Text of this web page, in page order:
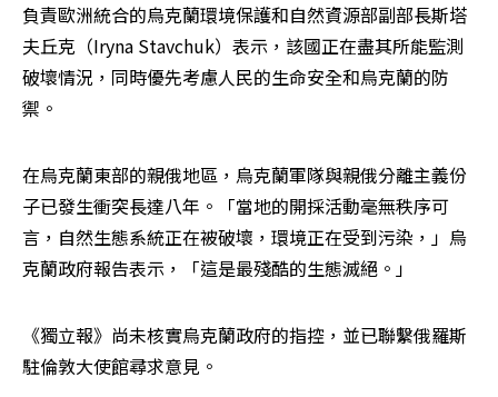
負責歐洲統合的烏克蘭環境保護和自然資源部副部長斯塔
夫丘克（Iryna Stavchuk）表示，該國正在盡其所能監測
破壞情況，同時優先考慮人民的生命安全和烏克蘭的防
禦。
在烏克蘭東部的親俄地區，烏克蘭軍隊與親俄分離主義份
子已發生衝突長達八年。「當地的開採活動毫無秩序可
言，自然生態系統正在被破壞，環境正在受到污染，」烏
克蘭政府報告表示，「這是最殘酷的生態滅絕。」
《獨立報》尚未核實烏克蘭政府的指控，並已聯繫俄羅斯
駐倫敦大使館尋求意見。